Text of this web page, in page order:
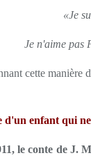
«Je
Je n'aime pas
cette manière
d'un enfant qui
le conte de J.